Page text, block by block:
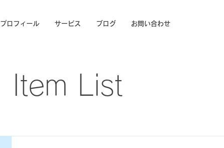
プロフィール サービス ブログ お問い合わせ
Item List